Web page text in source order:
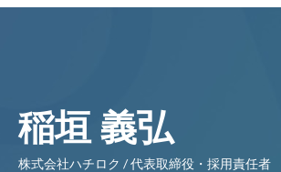
稲垣 義弘
株式会社ハチロク / 代表取締役・採用責任者